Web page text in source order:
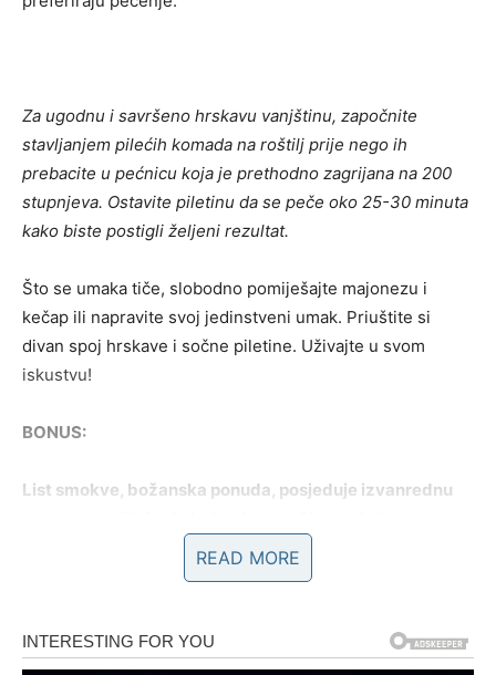
Za ugodnu i savršeno hrskavu vanjštinu, započnite
stavljanjem pilećih komada na roštilj prije nego ih
prebacite u pećnicu koja je prethodno zagrijana na 200
stupnjeva. Ostavite piletinu da se peče oko 25-30 minuta
kako biste postigli željeni rezultat.
Što se umaka tiče, slobodno pomiješajte majonezu i
kečap ili napravite svoj jedinstveni umak. Priuštite si
divan spoj hrskave i sočne piletine. Uživajte u svom
iskustvu!
BONUS:
List smokve, božanska ponuda, posjeduje izvanrednu
bronhitisa i raznih kožnih oboljenja. Njegova ljekovita
svojstva su zaista izvanredna. Sada istražimo proces
Zdravstvene dobrobiti lišća smokve uključuju njihov
READ MORE